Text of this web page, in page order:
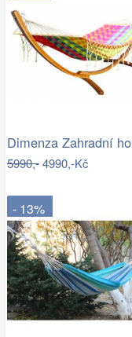
5990,-4990,-Kč
- 13%